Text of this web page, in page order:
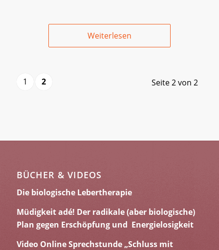
Weiterlesen
Seite 2 von 2
1 2
BÜCHER & VIDEOS
Die biologische Lebertherapie
Müdigkeit adé! Der radikale (aber biologische)
Plan gegen Erschöpfung und Energielosigkeit
Video Online Sprechstunde „Schluss mit